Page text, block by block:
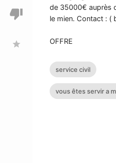
thumb_down
star
de 35000€ auprès
le mien. Contact : (
OFFRE
service civil
vous êtes servir a